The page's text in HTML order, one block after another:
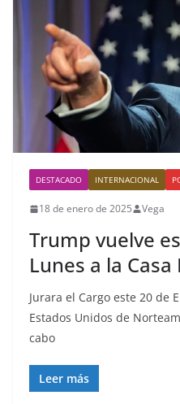
DESTACADO INTERNACIONAL
18 de enero de 2025 Vega
Trump vuelve
Lunes a la Casa
Jurara el Cargo este 20 de
Estados Unidos de
cabo
Leer más